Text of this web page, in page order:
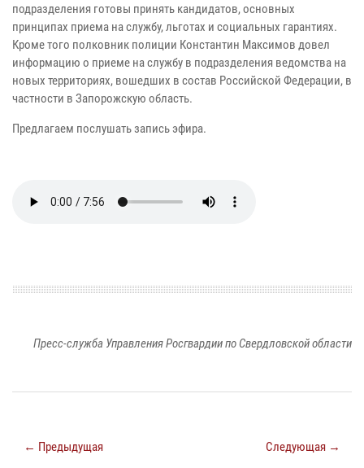
подразделения готовы принять кандидатов, основных
принципах приема на службу, льготах и социальных гарантиях.
Кроме того полковник полиции Константин Максимов довел
информацию о приеме на службу в подразделения ведомства на
новых территориях, вошедших в состав Российской Федерации, в
частности в Запорожскую область.
Предлагаем послушать запись эфира.
Пресс-служба Управления Росгвардии по Свердловской области
← Предыдущая Следующая →